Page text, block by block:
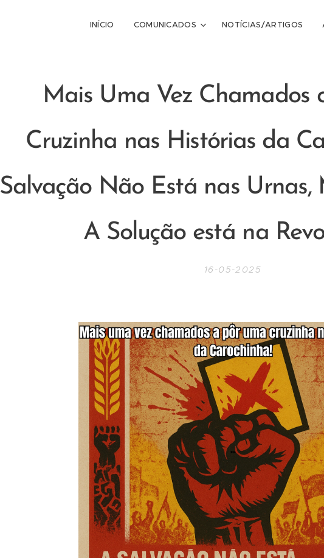
INÍCIO COMUNICADOS NOTÍCIAS/ARTIGOS
Mais Uma Vez Chamados
Cruzinha nas Histórias da
Salvação Não Está nas Urnas,
A Solução está na
16-05-2025